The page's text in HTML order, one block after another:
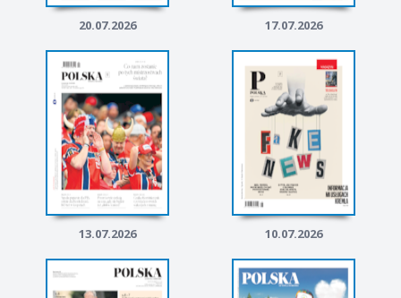
20.07.2026 17.07.2026
13.07.2026 10.07.2026